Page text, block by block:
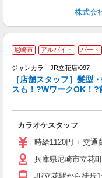
株式会
尼崎市 アルバイト パート
ジャンカラ JR立花店/097
［店舗スタッフ］髪型
スも！?WワークOK！?
カラオケスタッフ
時給1120円 + 交
兵庫県尼崎市立花
JR立花駅から徒歩1